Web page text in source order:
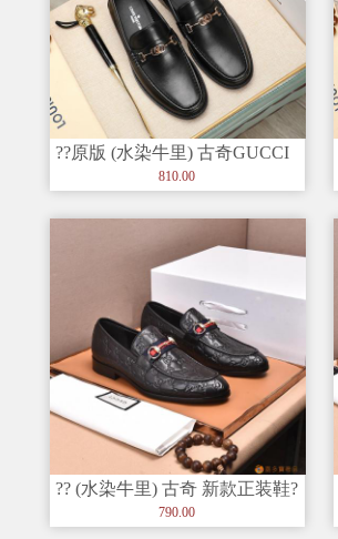
??原版 (水染牛里) 古奇GUCCI
官网款正装鞋? 意大
810.00
?? (水染牛里) 古奇 新款正装鞋?
进口牛皮➕进口水染牛
790.00